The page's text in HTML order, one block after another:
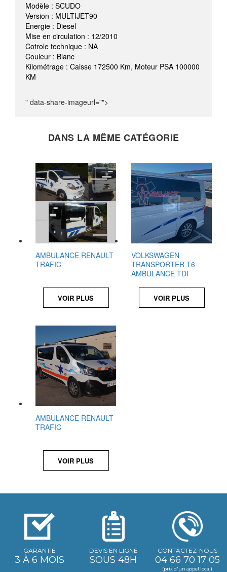
Modèle : SCUDO
Version : MULTIJET90
Energie : Diesel
Mise en circulation : 12/2010
Cotrole technique : NA
Couleur : Blanc
Kilométrage : Caisse 172500 Km, Moteur PSA 100000
KM
" data-share-imageurl="">
DANS LA MÊME CATÉGORIE
AMBULANCE RENAULT
TRAFIC
VOIR PLUS
VOLKSWAGEN
TRANSPORTER T6
AMBULANCE TDI
VOIR PLUS
AMBULANCE RENAULT
TRAFIC
VOIR PLUS
GARANTIE
3 À 6 MOIS
DEVIS EN LIGNE
SOUS 48H
CONTACTEZ-NOUS
04 66 70 17 05
(prix d'un appel local)